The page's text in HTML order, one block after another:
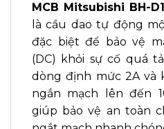
MCB Mitsubishi BH-
là cầu dao tự động
đặc biệt để bảo vệ
(DC) khỏi sự cố quá
dòng định mức 2A và
ngắn mạch lên đến
giúp bảo vệ an toàn